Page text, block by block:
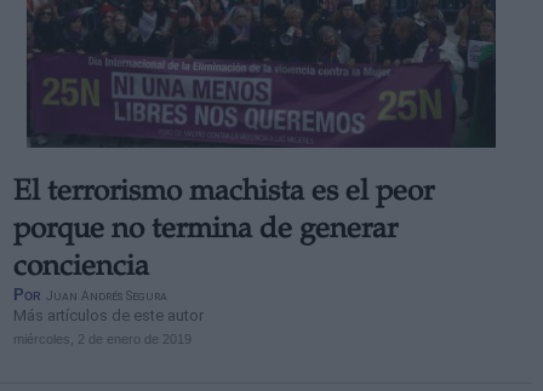
El terrorismo machista es el peor
porque no termina de generar
conciencia
Por Juan Andrés Segura
Más artículos de este autor
miércoles, 2 de enero de 2019